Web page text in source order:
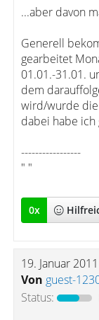
...aber davon
Generell
gearbeitet
01.01.-31.01.
dem
wird/wurde die
dabei habe ich
-----------------
" "
0x
19. Januar
Von guest-
Status: